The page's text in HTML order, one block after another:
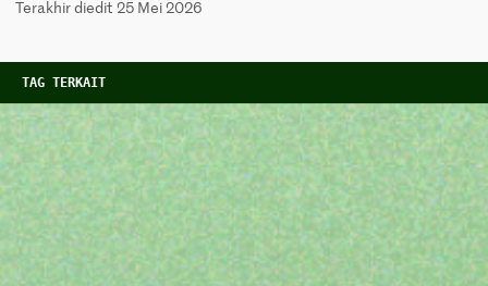
Terakhir diedit 25 Mei 2026
TAG TERKAIT